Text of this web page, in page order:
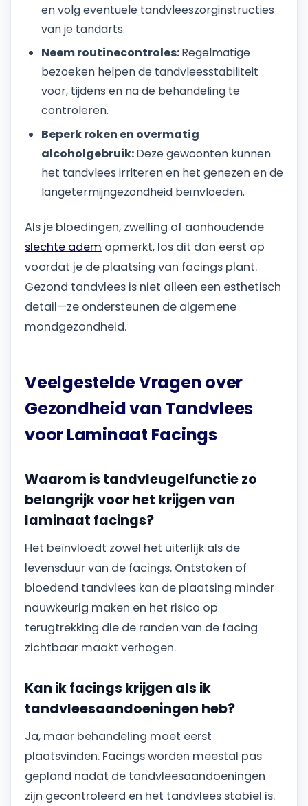
en volg eventuele tandvleeszorginstructies
van je tandarts.
Neem routinecontroles:Regelmatige
bezoeken helpen de tandvleesstabiliteit
voor, tijdens en na de behandeling te
controleren.
Beperk roken en overmatig
alcoholgebruik:Deze gewoonten kunnen
het tandvlees irriteren en het genezen en de
langetermijngezondheid beïnvloeden.
Als je bloedingen, zwelling of aanhoudende
slechte adem opmerkt, los dit dan eerst op
voordat je de plaatsing van facings plant.
Gezond tandvlees is niet alleen een esthetisch
detail—ze ondersteunen de algemene
mondgezondheid.
Veelgestelde Vragen over
Gezondheid van Tandvlees
voor Laminaat Facings
Waarom is tandvleugelfunctie zo
belangrijk voor het krijgen van
laminaat facings?
Het beïnvloedt zowel het uiterlijk als de
levensduur van de facings. Ontstoken of
bloedend tandvlees kan de plaatsing minder
nauwkeurig maken en het risico op
terugtrekking die de randen van de facing
zichtbaar maakt verhogen.
Kan ik facings krijgen als ik
tandvleesaandoeningen heb?
Ja, maar behandeling moet eerst
plaatsvinden. Facings worden meestal pas
gepland nadat de tandvleesaandoeningen
zijn gecontroleerd en het tandvlees stabiel is.